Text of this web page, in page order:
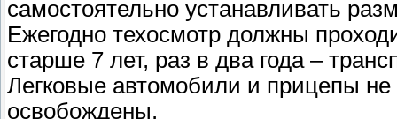
самостоятельно устанавливать
Ежегодно техосмотр должны
старше 7 лет, раз в два года –
Легковые автомобили и прицепы
освобождены.